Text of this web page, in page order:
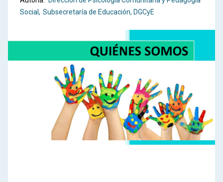
Social
Subsecretaría de Educación, DGCyE